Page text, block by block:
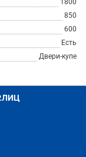
1800
850
600
Есть
Двери-купе